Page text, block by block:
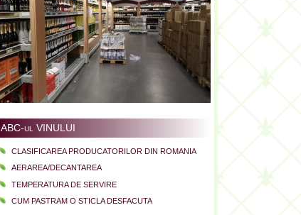
ABC-ul VINULUI
CLASIFICAREA PRODUCATORILOR DIN ROMANIA
AERAREA/DECANTAREA
TEMPERATURA DE SERVIRE
CUM PASTRAM O STICLA DESFACUTA